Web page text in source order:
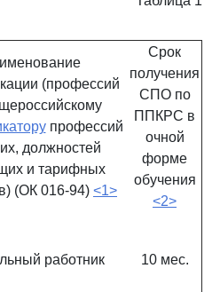
(профессий
профессий
должностей
и тарифных
(ОК 016-94) <1>
Срок
получения
СПО по
ППКРС в
очной
форме
обучения
<2>
работник 10 мес.